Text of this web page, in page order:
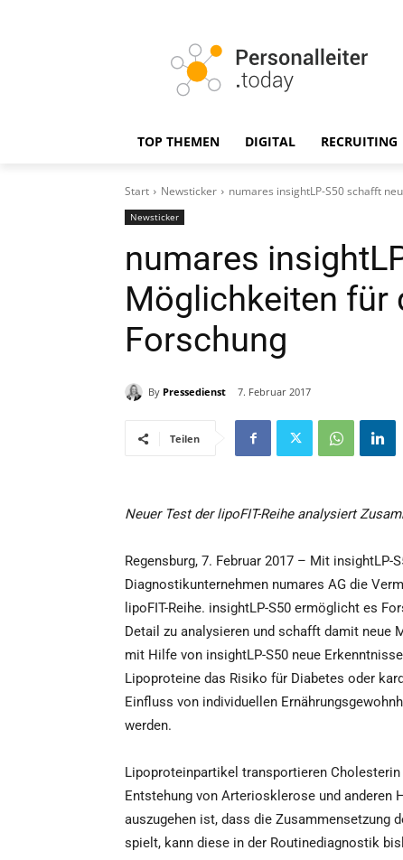
TOP THEMEN DIGITAL RECRUITING
Start Newsticker numares insightLP-S50 schafft
Newsticker
numares
Möglichkeiten für
Forschung
By Pressedienst 7. Februar 2017
Teilen
Neuer Test der lipoFIT-Reihe analysiert
Regensburg, 7. Februar 2017 – Mit
Diagnostikunternehmen numares AG die
lipoFIT-Reihe. insightLP-S50 ermöglicht es
Detail zu analysieren und schafft damit neue
mit Hilfe von insightLP-S50 neue
Lipoproteine das Risiko für Diabetes oder
Einfluss von individuellen
werden.
Lipoproteinpartikel transportieren
Entstehung von Arteriosklerose und anderen
auszugehen ist, dass die Zusammensetzung
spielt, kann diese in der Routinediagnostik